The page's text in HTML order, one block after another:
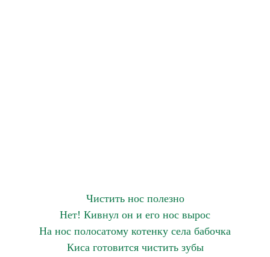
Чистить нос полезно
Нет! Кивнул он и его нос вырос
На нос полосатому котенку села бабочка
Киса готовится чистить зубы